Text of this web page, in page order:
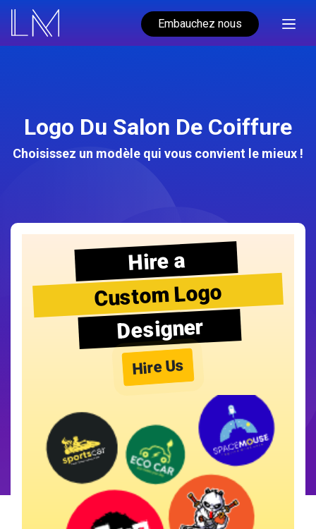
Embauchez nous
Logo Du Salon De Coiffure
Choisissez un modèle qui vous convient le mieux !
Hire a
Custom Logo
Designer
Hire Us